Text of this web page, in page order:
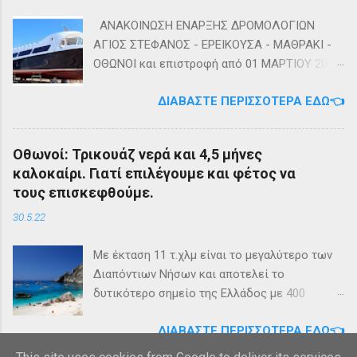
ΑΝΑΚΟΙΝΩΣΗ ΕΝΑΡΞΗΣ ΔΡΟΜΟΛΟΓΙΩΝ
ΑΓΙΟΣ ΣΤΕΦΑΝΟΣ - ΕΡΕΙΚΟΥΣΑ - ΜΑΘΡΑΚΙ -
ΟΘΩΝΟΙ και επιστροφή από 01 ΜΑΡΤΙΟΥ 2023
της εταιρίας μας, ΕΓ-ΔΡ ΒΑΜΟΣ, αναμένεται
και επιστροφή με 3 δρομολόγια την εβδομάδα
από 01/03/2023 Πηγή: chania-lines.com
ΔΙΑΒΆΣΤΕ ΠΕΡΙΣΣΌΤΕΡΑ ΕΔΏ👈
Οθωνοί: Τρικουάζ νερά και 4,5 μήνες
καλοκαίρι. Γιατί επιλέγουμε και φέτος να
τους επισκεφθούμε.
30.5.22
Με έκταση 11 τ.χλμ είναι το μεγαλύτερο των
Διαπόντιων Νήσων και αποτελεί το
δυτικότερο σημείο της Ελλάδος με 400
καλοκαιρινούς μήνες πολλαπλασιάζεται
καθώς κατακλύζεται από ντόπιους αλλά και
ΔΙΑΒΆΣΤΕ ΠΕΡΙΣΣΌΤΕΡΑ ΕΔΏ👈